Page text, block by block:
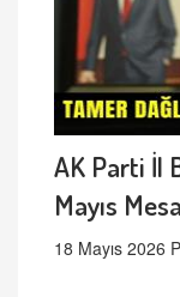
AK Parti İl
Mayıs
18 Mayıs 2026